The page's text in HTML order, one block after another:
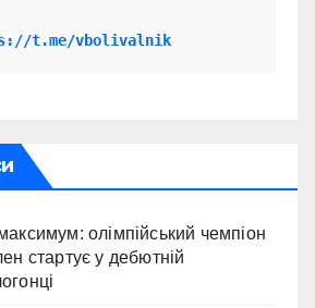
t.me/vbolivalnik
олімпійський чемпіон
стартує у дебютній